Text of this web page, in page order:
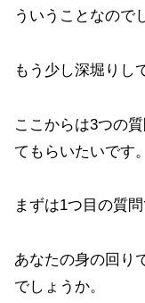
ういうことなので
もう少し深堀りし
ここからは3つの
てもらいたいです。
まずは1つ目の質問
あなたの身の回り
でしょうか。